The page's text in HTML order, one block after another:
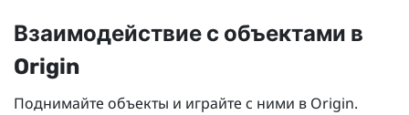
Взаимодействие с объектами в
Origin
Поднимайте объекты и играйте с ними в Origin.